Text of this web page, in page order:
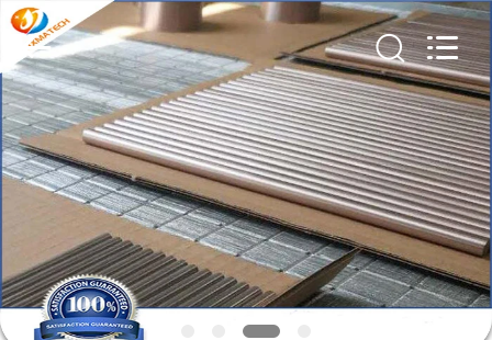
ΣΠΊΤΙ
ΠΡΟΪΌΝΤΑ
ΠΕΡΊΠΟΥ
ΕΜΕΊΣ
LTD.
All
Rights
Reserved.
Developed
by
ECER